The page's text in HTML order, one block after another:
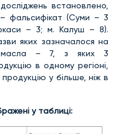
встановлено,
фальсифікат (Суми – 3
– 3; м. Калуш – 8).
яких зазначалося на
масла – 7, з яких 3
в одному регіоні,
у більше, ніж в
у таблиці: